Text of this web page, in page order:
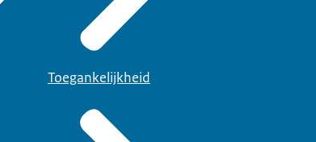
Toegankelijkheid